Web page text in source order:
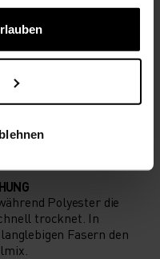
HOCH
Polyester die
trocknet. In
Fasern den